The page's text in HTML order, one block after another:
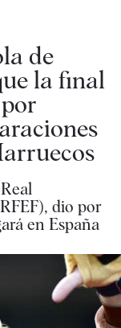
de
la final
dio por
en España